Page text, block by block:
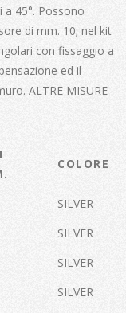
45°. Possono
di mm. 10; nel kit
con fissaggio a
ed il
ALTRE MISURE
COLORE
SILVER
SILVER
SILVER
SILVER